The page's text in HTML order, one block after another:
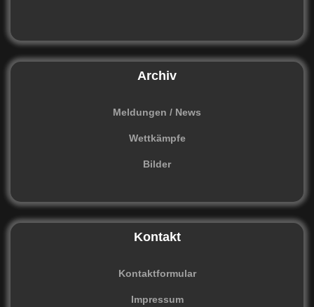
Archiv
Meldungen / News
Wettkämpfe
Bilder
Kontakt
Kontaktformular
Impressum